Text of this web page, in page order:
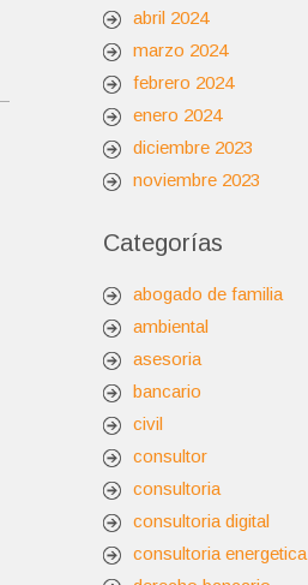
abril 2024
marzo 2024
febrero 2024
enero 2024
diciembre 2023
noviembre 2023
Categorías
abogado de familia
ambiental
asesoria
bancario
civil
consultor
consultoria
consultoria digital
consultoria energetica